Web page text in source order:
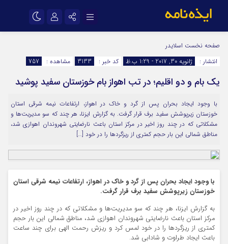
اینستاگرام
سروش
ایتا
آپارات
اپلیکیشن رمز عبور
مرا به خاطر بسپار
صفحه نخست اسلایدر
انتشار :
ژانویه 30, 2017 - 1:29 ب.ظ کد خبر : 3133 مشاهده : 757
یک بام و دو اقلیم؛ در تب اهواز بام خوزستان سفید پوشید
با وجود ایجاد بحران پس از گرد و خاک در اهواز، ارتفاعات نیمه شرقی استان
خوزستان زیرپوشش سفید برف قرار گرفت. به گزارش ایزنا، هر چند که سو مدیریت‌ها و
مشکلاتی که در چند روز اخیر در مرکز استان باعث نا‌رضایتی شهروندان اهوازی شد،
مناطق شمالی این بار حجم کمتری از ریز‌گردها را در خود […]
با وجود ایجاد بحران پس از گرد و خاک در اهواز، ارتفاعات نیمه شرقی استان
خوزستان زیرپوشش سفید برف قرار گرفت.
به گزارش ایزنا، هر چند که سو مدیریت‌ها و مشکلاتی که در چند روز اخیر در
مرکز استان باعث نا‌رضایتی شهروندان اهوازی شد، مناطق شمالی این بار حجم
کمتری از ریز‌گردها را در خود لمس کرد و ریزش رحمت الهی برای چند ساعت
باعث ایجاد طراوت و شادابی شد.